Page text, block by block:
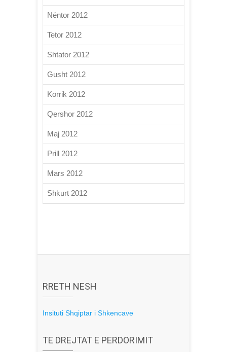
Nëntor 2012
Tetor 2012
Shtator 2012
Gusht 2012
Korrik 2012
Qershor 2012
Maj 2012
Prill 2012
Mars 2012
Shkurt 2012
RRETH NESH
Insituti Shqiptar i Shkencave
TE DREJTAT E PERDORIMIT